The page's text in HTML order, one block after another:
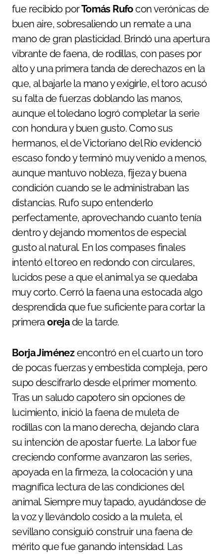
fue recibido porTomás Rufocon verónicas de
buen aire, sobresaliendo un remate a una
mano de gran plasticidad. Brindó una apertura
vibrante de faena, de rodillas, con pases por
alto y una primera tanda de derechazos en la
que, al bajarle la mano y exigirle, el toro acusó
su falta de fuerzas doblando las manos,
aunque el toledano logró completar la serie
con hondura y buen gusto. Como sus
hermanos, el de Victoriano del Río evidenció
escaso fondo y terminó muy venido a menos,
aunque mantuvo nobleza, fijeza y buena
condición cuando se le administraban las
distancias. Rufo supo entenderlo
perfectamente, aprovechando cuanto tenía
dentro y dejando momentos de especial
gusto al natural. En los compases finales
intentó el toreo en redondo con circulares,
lucidos pese a que el animal ya se quedaba
muy corto. Cerró la faena una estocada algo
desprendida que fue suficiente para cortar la
primeraorejade la tarde.
Borja Jiménezencontró en el cuarto un toro
de pocas fuerzas y embestida compleja, pero
supo descifrarlo desde el primer momento.
Tras un saludo capotero sin opciones de
lucimiento, inició la faena de muleta de
rodillas con la mano derecha, dejando clara
su intención de apostar fuerte. La labor fue
creciendo conforme avanzaron las series,
apoyada en la firmeza, la colocación y una
magnífica lectura de las condiciones del
animal. Siempre muy tapado, ayudándose de
la voz y llevándolo cosido a la muleta, el
sevillano consiguió construir una faena de
mérito que fue ganando intensidad. Las